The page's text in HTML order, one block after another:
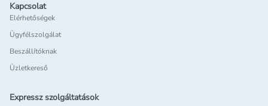
Kapcsolat
Elérhetőségek
Ügyfélszolgálat
Beszállítóknak
Üzletkereső
Expressz szolgáltatások